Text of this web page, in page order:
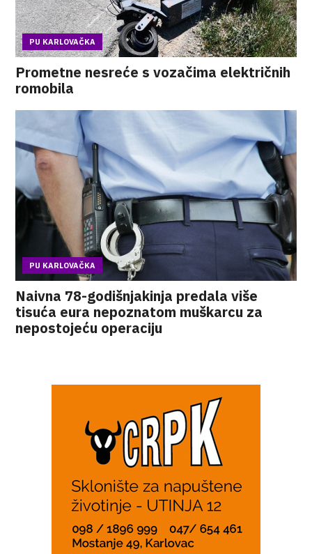
PU KARLOVAČKA
Prometne nesreće s vozačima električnih
romobila
PU KARLOVAČKA
Naivna 78-godišnjakinja predala više
tisuća eura nepoznatom muškarcu za
nepostojeću operaciju